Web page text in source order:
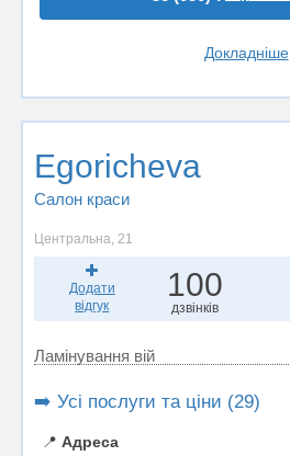
Докладніше
Egoricheva
Салон краси
Центральна, 21
Додати
відгук
100
дзвінків
Ламінування вій
➡️ Усі послуги та ціни (29)
📍 Адреса